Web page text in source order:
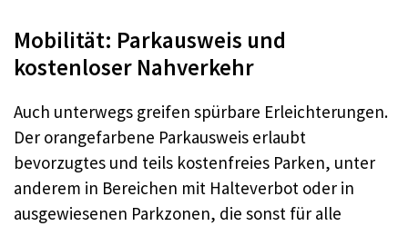
Mobilität: Parkausweis und
kostenloser Nahverkehr
Auch unterwegs greifen spürbare Erleichterungen.
Der orangefarbene Parkausweis erlaubt
bevorzugtes und teils kostenfreies Parken, unter
anderem in Bereichen mit Halteverbot oder in
ausgewiesenen Parkzonen, die sonst für alle